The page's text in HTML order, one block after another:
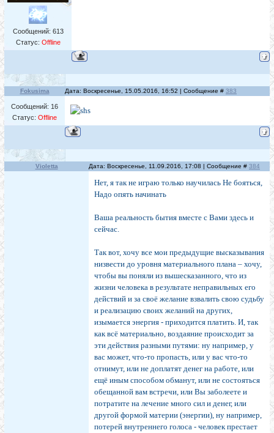
Сообщений: 613
Статус: Offline
Fokusima Дата: Воскресенье, 15.05.2016, 16:52 | Сообщение # 383
Сообщений: 16
Статус: Offline
Violetta Дата: Воскресенье, 11.09.2016, 17:08 | Сообщение # 384
Нет, я так не играю только научилась Не бояться,
Надо опять начинать
Ваша реальность бытия вместе с Вами здесь и
сейчас.
Так вот, хочу все мои предыдущие высказывания
низвести до уровня материального плана – хочу,
чтобы вы поняли из вышесказанного, что из
жизни человека в результате неправильных его
действий и за своё желание взвалить свою судьбу
и реализацию своих желаний на других,
изымается энергия - приходится платить. И, так
как всё материально, воздаяние происходит за
эти действия разными путями: ну например, у
вас может, что-то пропасть, или у вас что-то
отнимут, или не доплатят денег на работе, или
ещё иным способом обманут, или не состояться
обещанной вам встречи, или Вы заболеете и
потратите на лечение много сил и денег, или
другой формой материи (энергии), ну например,
потерей внутреннего голоса - человек престает